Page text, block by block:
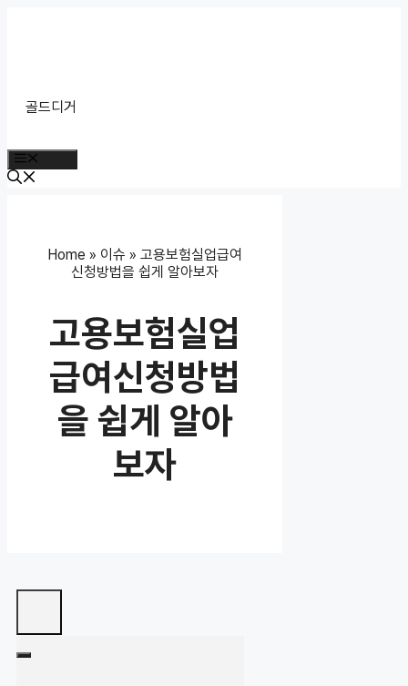
골드디거
Home » 이슈 »고용보험실업급여
신청방법을 쉽게 알아보자
고용보험실업
급여신청방법
을 쉽게 알아
보자